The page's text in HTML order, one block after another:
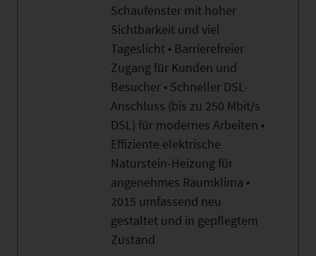
Schaufenster mit hoher
Sichtbarkeit und viel
Tageslicht • Barrierefreier
Zugang für Kunden und
Besucher • Schneller DSL-
Anschluss (bis zu 250 Mbit/s
DSL) für modernes Arbeiten •
Effiziente elektrische
Naturstein-Heizung für
angenehmes Raumklima •
2015 umfassend neu
gestaltet und in gepflegtem
Zustand